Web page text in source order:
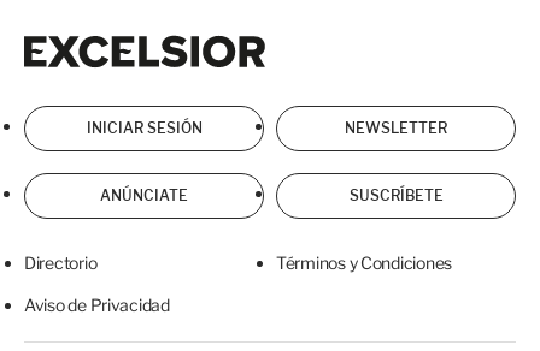
INICIAR SESIÓN NEWSLETTER
ANÚNCIATE SUSCRÍBETE
Directorio Términos y Condiciones
Aviso de Privacidad